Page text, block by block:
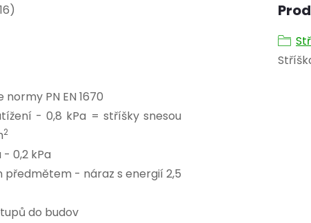
PN EN 1670
- 0,8 kPa = stříšky snesou
2
0,2 kPa
- náraz s energií 2,5
do budov